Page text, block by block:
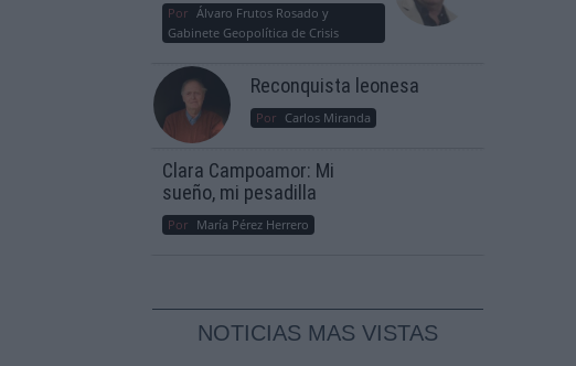
Por Álvaro Frutos Rosado y
Gabinete Geopolítica de Crisis
Reconquista leonesa
Por Carlos Miranda
Clara Campoamor: Mi
sueño, mi pesadilla
Por María Pérez Herrero
NOTICIAS MAS VISTAS